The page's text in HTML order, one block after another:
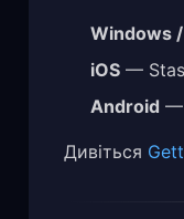
Windows
iOS —
Android —
Дивіться